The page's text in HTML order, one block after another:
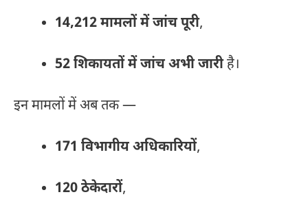
14,212 मामलों में जांच पूरी,
52 शिकायतों में जांच अभी जारीहै।
इन मामलों में अब तक —
171 विभागीय अधिकारियों,
120 ठेकेदारों,